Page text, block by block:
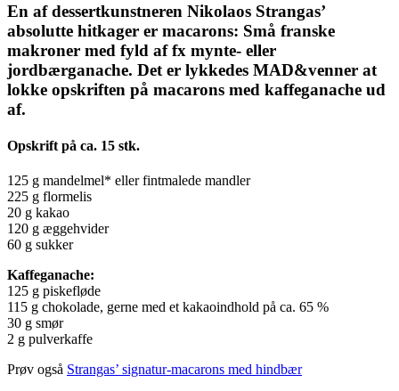
En af dessertkunstneren Nikolaos Strangas’
absolutte hitkager er macarons: Små franske
makroner med fyld af fx mynte- eller
jordbærganache. Det er lykkedes MAD&venner at
lokke opskriften på macarons med kaffeganache ud
af.
Opskrift på ca. 15 stk.
125 g mandelmel* eller fintmalede mandler
225 g flormelis
20 g kakao
120 g æggehvider
60 g sukker
Kaffeganache:
125 g piskefløde
115 g chokolade, gerne med et kakaoindhold på ca. 65 %
30 g smør
2 g pulverkaffe
Prøv også Strangas’ signatur-macarons med hindbær